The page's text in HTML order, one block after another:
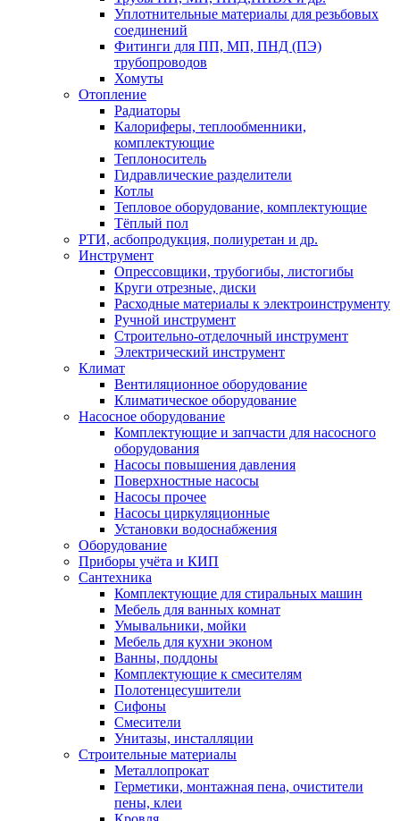
Уплотнительные материалы для резьбовых
соединений
Фитинги для ПП, МП, ПНД (ПЭ)
трубопроводов
Хомуты
Отопление
Радиаторы
Калориферы, теплообменники,
комплектующие
Теплоноситель
Гидравлические разделители
Котлы
Тепловое оборудование, комплектующие
Тёплый пол
РТИ, асбопродукция, полиуретан и др.
Инструмент
Опрессовщики, трубогибы, листогибы
Круги отрезные, диски
Расходные материалы к электроинструменту
Ручной инструмент
Строительно-отделочный инструмент
Электрический инструмент
Климат
Вентиляционное оборудование
Климатическое оборудование
Насосное оборудование
Комплектующие и запчасти для насосного
оборудования
Насосы повышения давления
Поверхностные насосы
Насосы прочее
Насосы циркуляционные
Установки водоснабжения
Оборудование
Приборы учёта и КИП
Сантехника
Комплектующие для стиральных машин
Мебель для ванных комнат
Умывальники, мойки
Мебель для кухни эконом
Ванны, поддоны
Комплектующие к смесителям
Полотенцесушители
Сифоны
Смесители
Унитазы, инсталляции
Строительные материалы
Металлопрокат
Герметики, монтажная пена, очистители
пены, клеи